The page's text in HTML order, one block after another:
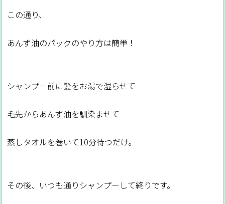
この通り、
あんず油のパックのやり方は簡単！
シャンプー前に髪をお湯で湿らせて
毛先からあんず油を馴染ませて
蒸しタオルを巻いて10分待つだけ。
その後、いつも通りシャンプーして終りです。